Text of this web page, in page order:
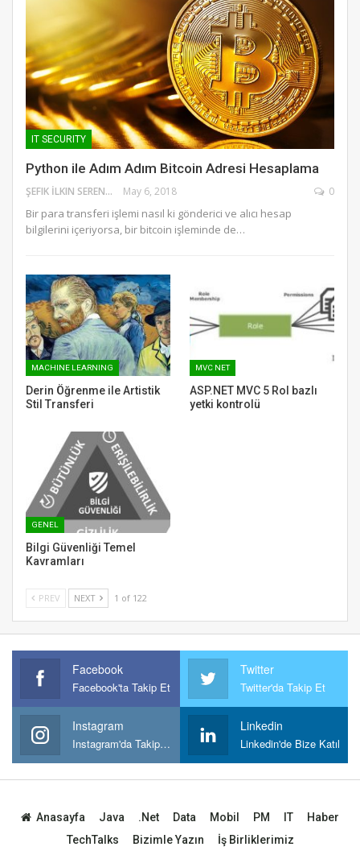
IT SECURITY
Python ile Adım Adım Bitcoin Adresi Hesaplama
ŞEFIK İLKIN SERENGIL May 6, 2018 0
Bir para transferi işlemi nasıl ki gönderici ve alıcı hesap
bilgilerini içeriyorsa, bir bitcoin işleminde de…
MACHINE LEARNING
Derin Öğrenme ile Artistik
Stil Transferi
MVC NET
ASP.NET MVC 5 Rol bazlı
yetki kontrolü
GENEL
Bilgi Güvenliği Temel
Kavramları
PREV NEXT 1 of 122
Facebook
Facebook'ta Takip Et
Twitter
Twitter'da Takip Et
Instagram
Instagram'da Takipt Et
Linkedin
Linkedin'de Bize Katıl
Anasayfa Java .Net Data Mobil PM IT
Haber
TechTalks
Bizimle Yazın İş Birliklerimiz